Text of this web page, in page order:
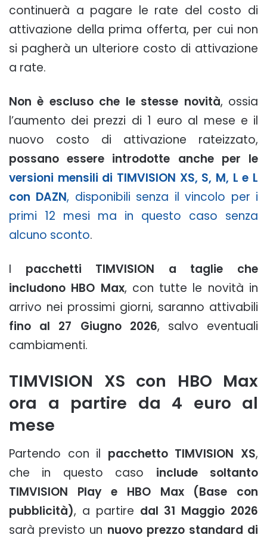
continuerà a pagare le rate del costo di
attivazione della prima offerta, per cui non
si pagherà un ulteriore costo di attivazione
a rate.
Non è escluso che le stesse novità, ossia
l’aumento dei prezzi di 1 euro al mese e il
nuovo costo di attivazione rateizzato,
possano essere introdotte anche per le
versioni mensili di TIMVISION XS, S, M, L e L
con DAZN, disponibili senza il vincolo per i
primi 12 mesi ma in questo caso senza
alcuno sconto.
I pacchetti TIMVISION a taglie che
includono HBO Max, con tutte le novità in
arrivo nei prossimi giorni, saranno attivabili
fino al 27 Giugno 2026, salvo eventuali
cambiamenti.
TIMVISION XS con HBO Max
ora a partire da 4 euro al
mese
Partendo con il pacchetto TIMVISION XS,
che in questo caso include soltanto
TIMVISION Play e HBO Max (Base con
pubblicità), a partire dal 31 Maggio 2026
sarà previsto un nuovo prezzo standard di